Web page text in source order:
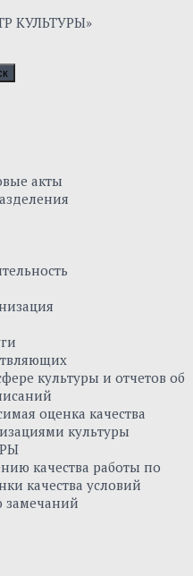
акты
культуры и отчетов об
оценка качества
культуры
качества работы по
качества условий
замечаний